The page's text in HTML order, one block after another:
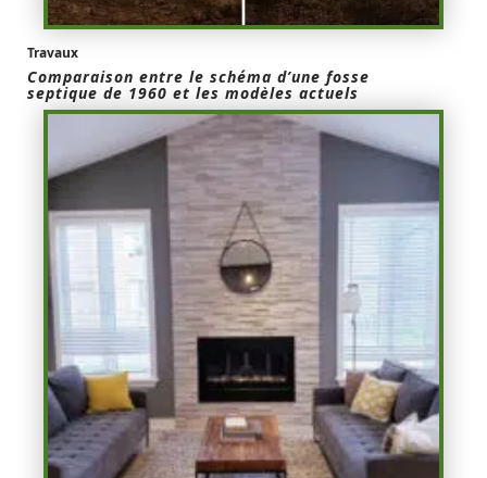
Travaux
Comparaison entre le schéma d’une fosse
septique de 1960 et les modèles actuels